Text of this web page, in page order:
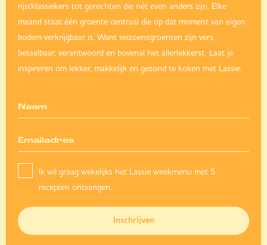
rijstklassiekers tot gerechten die nét even anders zijn. Elke
maand staat één groente centraal die op dat moment van eigen
bodem verkrijgbaar is. Want seizoensgroenten zijn vers,
betaalbaar, verantwoord en bovenal het allerlekkerst. Laat je
inspireren om lekker, makkelijk en gezond te koken met Lassie.
Ik wil graag wekelijks het Lassie weekmenu met 5
recepten ontvangen.
Inschrijven